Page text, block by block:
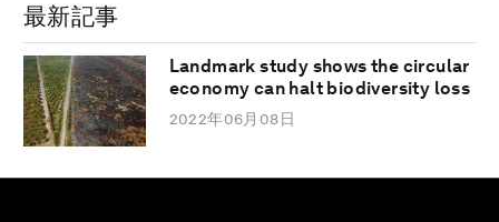
最新記事
Landmark study shows the circular
economy can halt biodiversity loss
2022年06月08日